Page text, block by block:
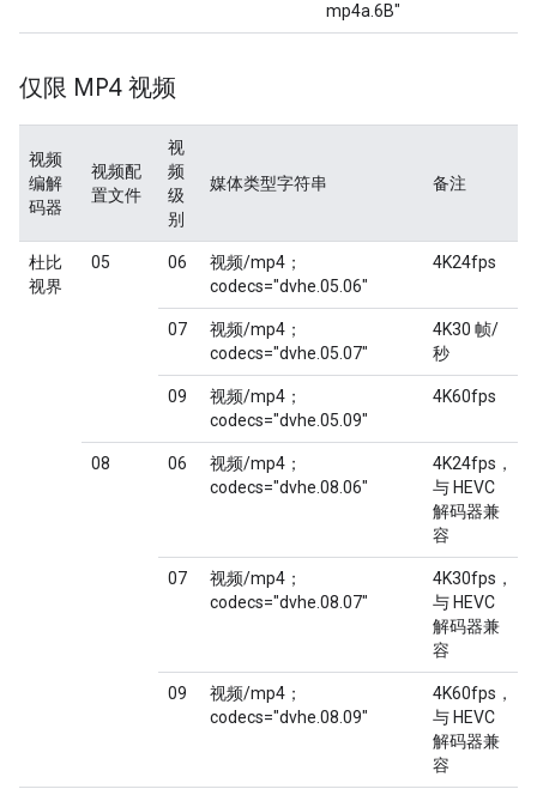
mp4a.6B"
仅限 MP4 视频
视频
编解
码器
视频配
置文件
视
频
级
别
媒体类型字符串 备注
杜比
视界
05 06
视频/mp4；
codecs="dvhe.05.06"
4K24fps
07
视频/mp4；
codecs="dvhe.05.07"
4K30 帧/
秒
09
视频/mp4；
codecs="dvhe.05.09"
4K60fps
08 06
视频/mp4；
codecs="dvhe.08.06"
4K24fps，
与 HEVC
解码器兼
容
07
视频/mp4；
codecs="dvhe.08.07"
4K30fps，
与 HEVC
解码器兼
容
09
视频/mp4；
codecs="dvhe.08.09"
4K60fps，
与 HEVC
解码器兼
容